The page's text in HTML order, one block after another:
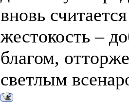
вновь
жестокость –
благом,
светлым